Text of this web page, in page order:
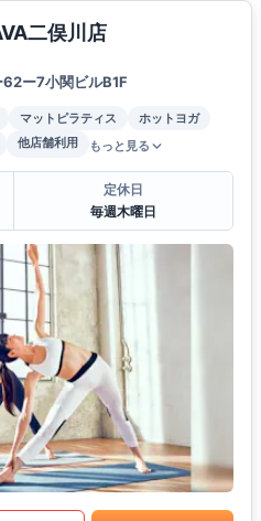
二俣川店
ー7小関ビルB1F
マットピラティス
ホットヨガ
他店舗利用 もっと見る
定休日
毎週木曜日